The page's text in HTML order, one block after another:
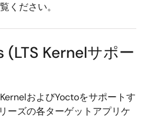
ください。
(LTS Kernelサポー
およびYoctoをサポートす
ーズの各ターゲットアプリケ